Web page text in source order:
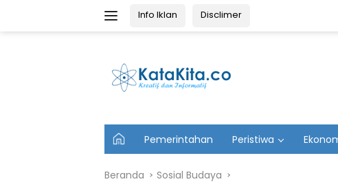
Info Iklan Disclimer
U
t
m
Pemerintahan Peristiwa
Beranda Sosial Budaya